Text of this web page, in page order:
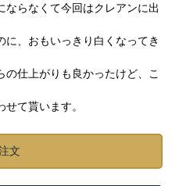
ならなくて今回はクレアンに出
、おもいっきり白くなってき
仕上がりも良かったけど、こ
て貰います。
文